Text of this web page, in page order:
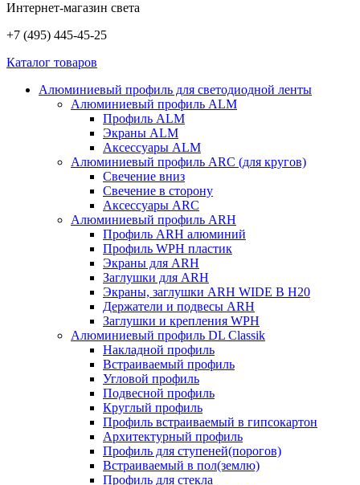
Интернет-магазин света
+7 (495) 445-45-25
Каталог товаров
Алюминиевый профиль для светодиодной ленты
Алюминиевый профиль ALM
Профиль ALM
Экраны ALM
Аксессуары ALM
Алюминиевый профиль ARC (для кругов)
Свечение вниз
Свечение в сторону
Аксессуары ARC
Алюминиевый профиль ARH
Профиль ARH алюминий
Профиль WPH пластик
Экраны для ARH
Заглушки для ARH
Экраны, заглушки ARH WIDE B H20
Держатели и подвесы ARH
Заглушки и крепления WPH
Алюминиевый профиль DL Classik
Накладной профиль
Встраиваемый профиль
Угловой профиль
Подвесной профиль
Круглый профиль
Профиль встраиваемый в гипсокартон
Архитектурный профиль
Профиль для ступеней(порогов)
Встраиваемый в пол(землю)
Профиль для стекла